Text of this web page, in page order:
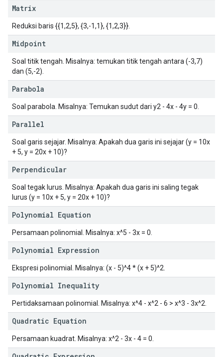
Matrix
Reduksi baris {{1,2,5}, {3,-1,1}, {1,2,3}}
Midpoint
Soal titik tengah. Misalnya: temukan titik tengah antara (-3,7)
dan (5,-2).
Parabola
Soal parabola. Misalnya: Temukan sudut dari y2 - 4x - 4y = 0.
Parallel
Soal garis sejajar. Misalnya: Apakah dua garis ini sejajar (y = 10x
+ 5, y = 20x + 10)?
Perpendicular
Soal tegak lurus. Misalnya: Apakah dua garis ini saling tegak
lurus (y = 10x + 5, y = 20x + 10)?
Polynomial Equation
Persamaan polinomial. Misalnya: x^5 - 3x = 0.
Polynomial Expression
Ekspresi polinomial. Misalnya: (x - 5)^4 * (x + 5)^2.
Polynomial Inequality
Pertidaksamaan polinomial. Misalnya: x^4 - x^2 - 6 > x^3 - 3x^2.
Quadratic Equation
Persamaan kuadrat. Misalnya: x^2 - 3x - 4 = 0.